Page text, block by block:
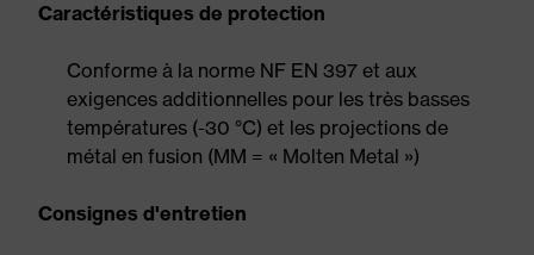
Caractéristiques de protection
Conforme à la norme NF EN 397 et aux
exigences additionnelles pour les très basses
températures (-30 °C) et les projections de
métal en fusion (MM = « Molten Metal »)
Consignes d'entretien